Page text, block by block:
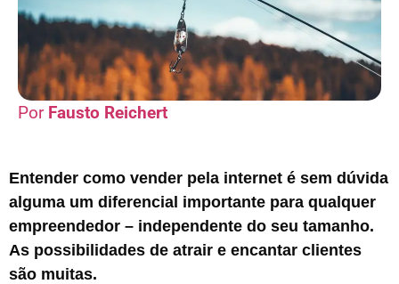
Fausto Reichert
Entender como vender pela internet é sem dúvida
alguma um diferencial importante para qualquer
empreendedor – independente do seu tamanho.
As possibilidades de atrair e encantar clientes
são muitas.